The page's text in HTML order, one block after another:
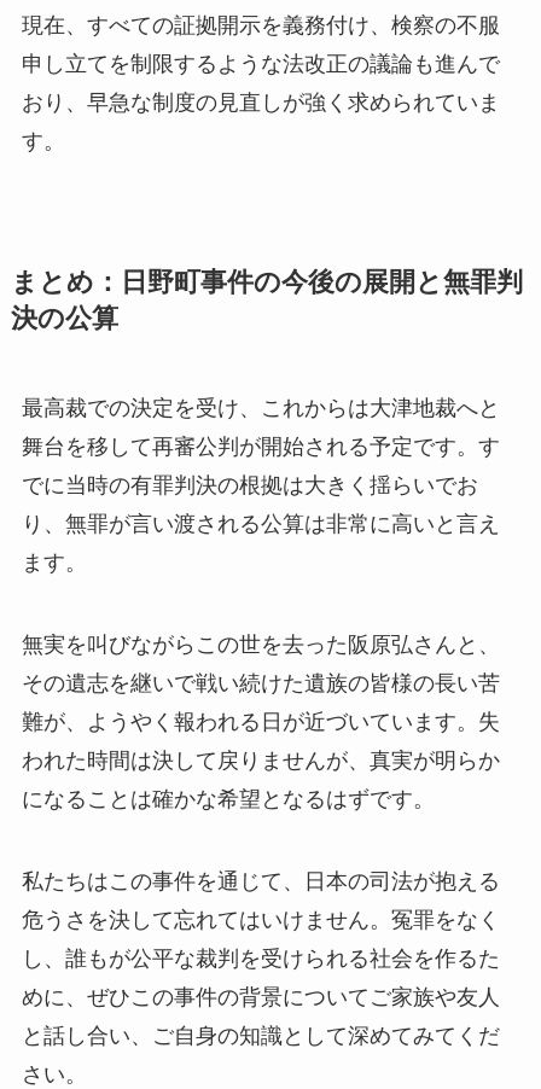
現在、すべての証拠開示を義務付け、検察の不服
申し立てを制限するような法改正の議論も進んで
おり、早急な制度の見直しが強く求められていま
す。
まとめ：日野町事件の今後の展開と無罪判
決の公算
最高裁での決定を受け、これからは大津地裁へと
舞台を移して再審公判が開始される予定です。す
でに当時の有罪判決の根拠は大きく揺らいでお
り、無罪が言い渡される公算は非常に高いと言え
ます。
無実を叫びながらこの世を去った阪原弘さんと、
その遺志を継いで戦い続けた遺族の皆様の長い苦
難が、ようやく報われる日が近づいています。失
われた時間は決して戻りませんが、真実が明らか
になることは確かな希望となるはずです。
私たちはこの事件を通じて、日本の司法が抱える
危うさを決して忘れてはいけません。冤罪をなく
し、誰もが公平な裁判を受けられる社会を作るた
めに、ぜひこの事件の背景についてご家族や友人
と話し合い、ご自身の知識として深めてみてくだ
さい。